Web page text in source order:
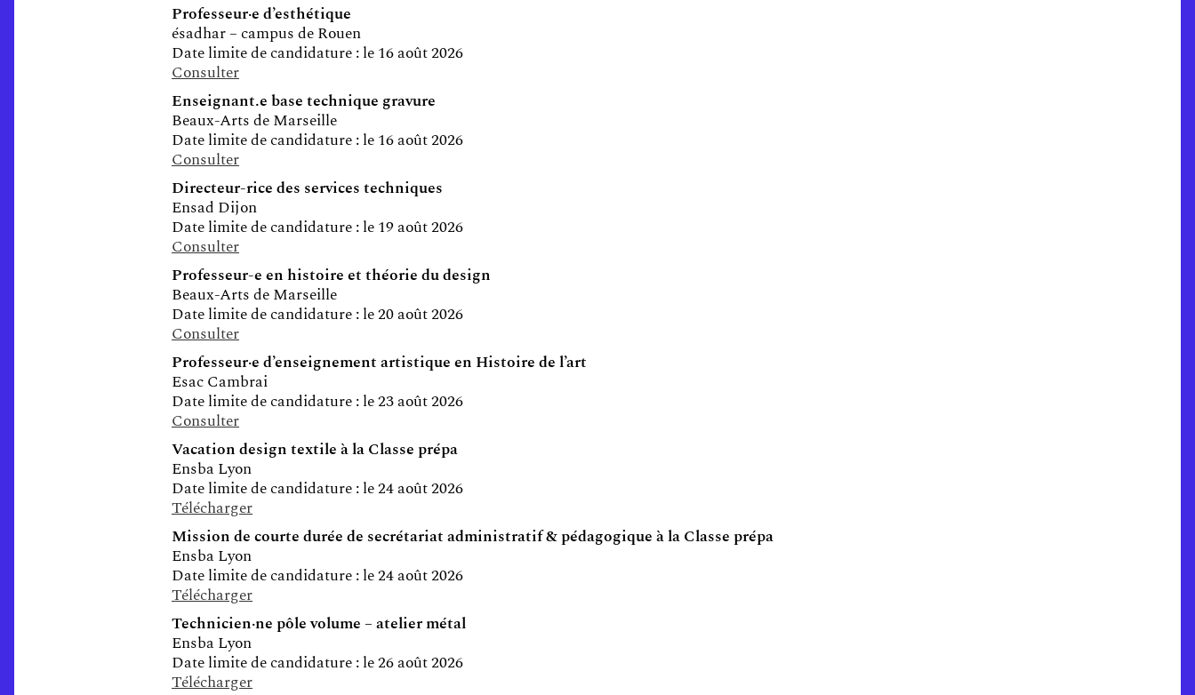
Professeur·e d’esthétique
ésadhar – campus de Rouen
Date limite de candidature : le 16 août 2026
Consulter
Enseignant.e base technique gravure
Beaux-Arts de Marseille
Date limite de candidature : le 16 août 2026
Consulter
Directeur-rice des services techniques
Ensad Dijon
Date limite de candidature : le 19 août 2026
Consulter
Professeur-e en histoire et théorie du design
Beaux-Arts de Marseille
Date limite de candidature : le 20 août 2026
Consulter
Professeur·e d’enseignement artistique en Histoire de l’art
Esac Cambrai
Date limite de candidature : le 23 août 2026
Consulter
Vacation design textile à la Classe prépa
Ensba Lyon
Date limite de candidature : le 24 août 2026
Télécharger
Mission de courte durée de secrétariat administratif & pédagogique à la Classe prépa
Ensba Lyon
Date limite de candidature : le 24 août 2026
Télécharger
Technicien·ne pôle volume – atelier métal
Ensba Lyon
Date limite de candidature : le 26 août 2026
Télécharger